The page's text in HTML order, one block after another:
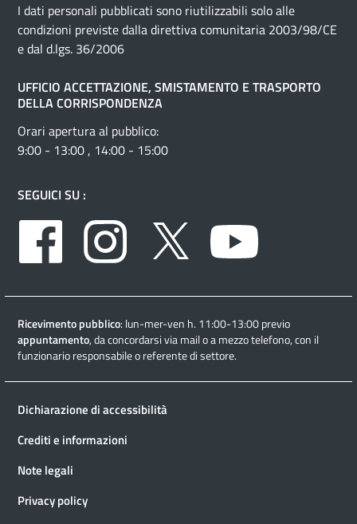
I dati personali pubblicati sono riutilizzabili solo alle
condizioni previste dalla direttiva comunitaria 2003/98/CE
e dal d.lgs. 36/2006
UFFICIO ACCETTAZIONE, SMISTAMENTO E TRASPORTO
DELLA CORRISPONDENZA
Orari apertura al pubblico:
9:00 - 13:00 , 14:00 - 15:00
SEGUICI SU :
Facebook
Instagram Twitter
Ricevimento pubblico: lun-mer-ven h. 11:00-13:00 previo
appuntamento, da concordarsi via mail o a mezzo telefono, con il
funzionario responsabile o referente di settore.
Dichiarazione di accessibilità
Crediti e informazioni
Note legali
Privacy policy